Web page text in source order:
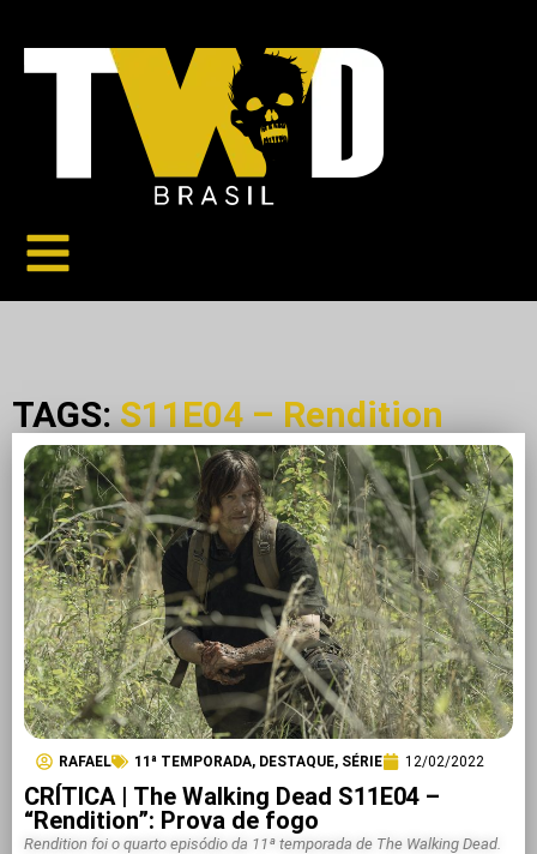
TAGS: S11E04 – Rendition
RAFAEL 11ª TEMPORADA, DESTAQUE, SÉRIE 12/02/2022
CRÍTICA | The Walking Dead S11E04 –
“Rendition”: Prova de fogo
Rendition foi o quarto episódio da 11ª temporada de The Walking Dead.